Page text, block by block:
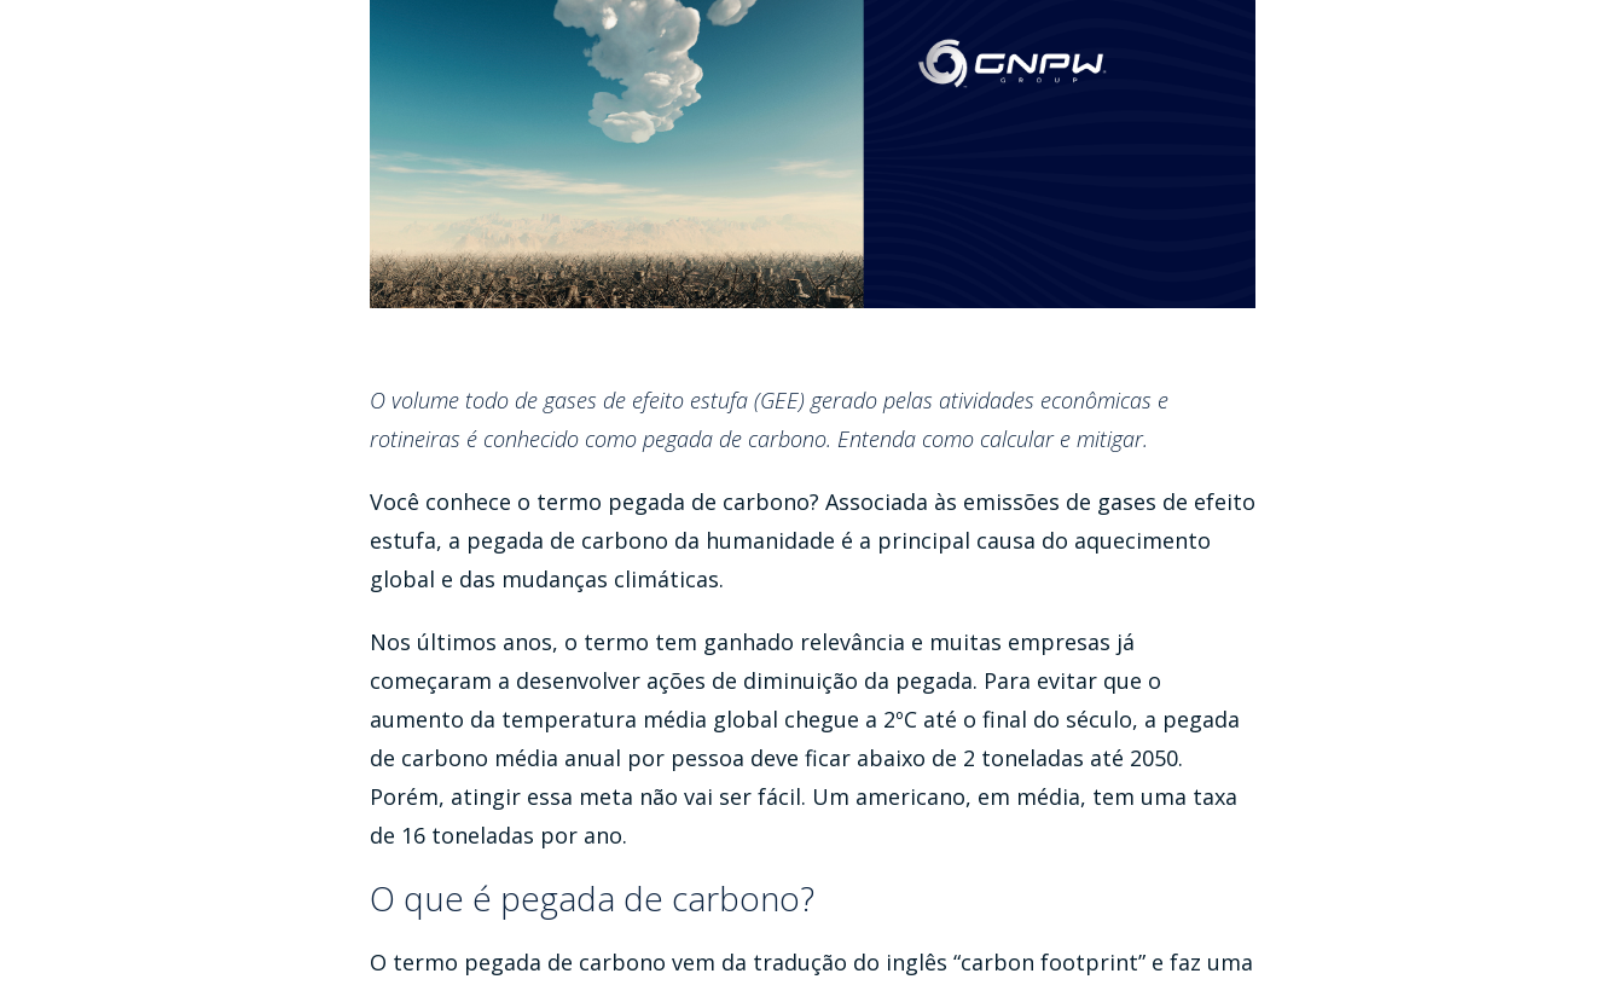
O volume todo de gases de efeito estufa (GEE) gerado pelas atividades econômicas e
rotineiras é conhecido como pegada de carbono. Entenda como calcular e mitigar.
Você conhece o termo pegada de carbono? Associada às emissões de gases de efeito
estufa, a pegada de carbono da humanidade é a principal causa do aquecimento
global e das mudanças climáticas.
Nos últimos anos, o termo tem ganhado relevância e muitas empresas já
começaram a desenvolver ações de diminuição da pegada. Para evitar que o
aumento da temperatura média global chegue a 2ºC até o final do século, a pegada
de carbono média anual por pessoa deve ficar abaixo de 2 toneladas até 2050.
Porém, atingir essa meta não vai ser fácil. Um americano, em média, tem uma taxa
de 16 toneladas por ano.
O que é pegada de carbono?
O termo pegada de carbono vem da tradução do inglês “carbon footprint” e faz uma